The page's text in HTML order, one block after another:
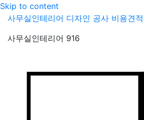
Skip to content
사무실인테리어 디자인 공사 비용견
사무실인테리어 916